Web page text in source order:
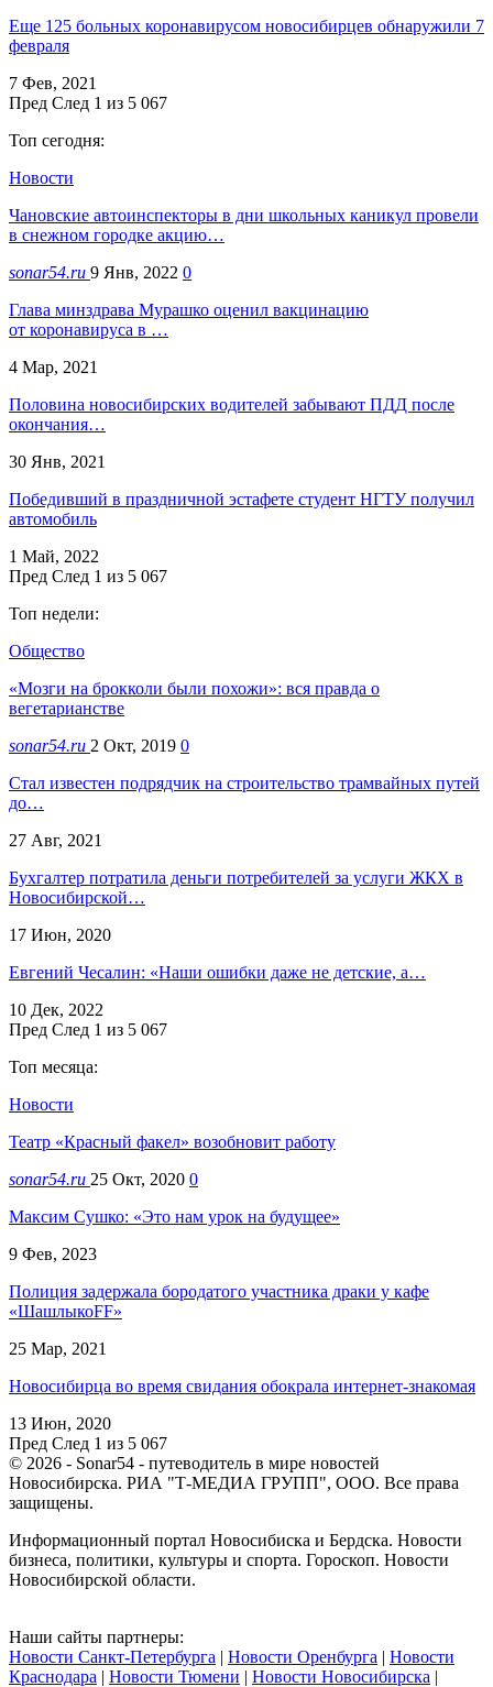
Еще 125 больных коронавирусом новосибирцев обнаружили 7
февраля
7 Фев, 2021
Пред След 1 из 5 067
Топ сегодня:
Новости
Чановские автоинспекторы в дни школьных каникул провели
в снежном городке акцию…
sonar54.ru 9 Янв, 2022 0
Глава минздрава Мурашко оценил вакцинацию
от коронавируса в …
4 Мар, 2021
Половина новосибирских водителей забывают ПДД после
окончания…
30 Янв, 2021
Победивший в праздничной эстафете студент НГТУ получил
автомобиль
1 Май, 2022
Пред След 1 из 5 067
Топ недели:
Общество
«Мозги на брокколи были похожи»: вся правда о
вегетарианстве
sonar54.ru 2 Окт, 2019 0
Стал известен подрядчик на строительство трамвайных путей
до…
27 Авг, 2021
Бухгалтер потратила деньги потребителей за услуги ЖКХ в
Новосибирской…
17 Июн, 2020
Евгений Чесалин: «Наши ошибки даже не детские, а…
10 Дек, 2022
Пред След 1 из 5 067
Топ месяца:
Новости
Театр «Красный факел» возобновит работу
sonar54.ru 25 Окт, 2020 0
Максим Сушко: «Это нам урок на будущее»
9 Фев, 2023
Полиция задержала бородатого участника драки у кафе
«ШашлыкоFF»
25 Мар, 2021
Новосибирца во время свидания обокрала интернет-знакомая
13 Июн, 2020
Пред След 1 из 5 067
© 2026 - Sonar54 - путеводитель в мире новостей
Новосибирска. РИА "Т-МЕДИА ГРУПП", ООО. Все права
защищены.
Информационный портал Новосибиска и Бердска. Новости
бизнеса, политики, культуры и спорта. Гороскоп. Новости
Новосибирской области.
Наши сайты партнеры:
Новости Санкт-Петербурга | Новости Оренбурга | Новости
Краснодара | Новости Тюмени | Новости Новосибирска |